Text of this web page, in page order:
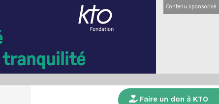
Contenu sponsorisé
Faire un don à KTO